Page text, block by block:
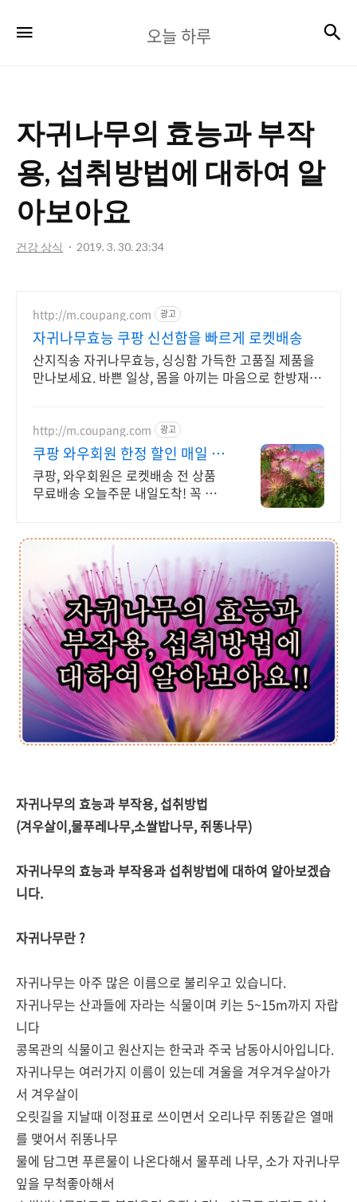
늘
오늘 하루
자귀나무의 효능과 부작
용, 섭취방법에 대하여 알
아보아요
건강 상식 2019. 3. 30. 23:34
http://m.coupang.com 광고
자귀나무효능 쿠팡 신선함을 빠르게 로켓배송
산지직송 자귀나무효능, 싱싱함 가득한 고품질 제품을
만나보세요. 바쁜 일상, 몸을 아끼는 마음으로 한방재료
http://m.coupang.com 광고
쿠팡 와우회원 한정 할인 매일 오
픈되는 와우회원 특가
쿠팡, 와우회원은 로켓배송 전 상품
무료배송 오늘주문 내일도착! 꼭 필요
자귀나무의 효능과 부작용, 섭취방법
(겨우살이,물푸레나무,소쌀밥나무, 쥐똥나무)
자귀나무의 효능과 부작용과 섭취방법에 대하여 알아보겠습
니다.
자귀나무란 ?
자귀나무는 아주 많은 이름으로 불리우고 있습니다.
자귀나무는 산과들에 자라는 식물이며 키는 5~15m까지 자랍
니다
콩목관의 식물이고 원산지는 한국과 주국 남동아시아입니다.
자귀나무는 여러가지 이름이 있는데 겨울을 겨우겨우살아가
서 겨우살이
오릿길을 지날때 이정표로 쓰이면서 오리나무 쥐똥같은 열매
를 맺어서 쥐똥나무
물에 담그면 푸른물이 나온다해서 물푸레 나무, 소가 자귀나무
잎을 무척좋아해서